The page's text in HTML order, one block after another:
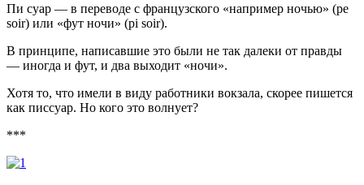
Пи суар — в переводе с французского «например ночью» (pe
soir) или «фут ночи» (pi soir).
В принципе, написавшие это были не так далеки от правды
— иногда и фут, и два выходит «ночи».
Хотя то, что имели в виду работники вокзала, скорее пишется
как писсуар. Но кого это волнует?
***